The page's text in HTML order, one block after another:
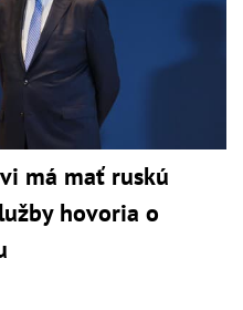
má mať ruskú
hovoria o